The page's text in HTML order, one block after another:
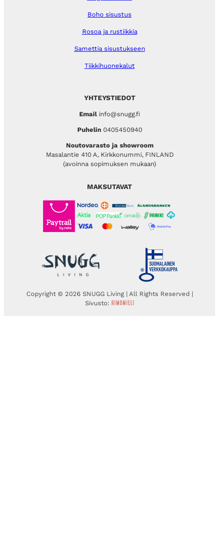
YHTEYSTIEDOT
Emailinfo@snugg.fi
Puhelin 0405450940
Noutovarasto ja showroom
Masalantie 410 A, Kirkkonummi, FINLAND
(avoinna sopimuksen mukaan)
Boho sisustus
Rosoa ja rustiikkia
Samettia sisustukseen
Tiikkihuonekalut
MAKSUTAVAT
Copyright © 2026 SNUGG Living | All Rights Reserved |
Sivusto: